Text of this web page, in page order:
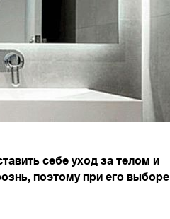
себе уход за телом и
поэтому при его выборе